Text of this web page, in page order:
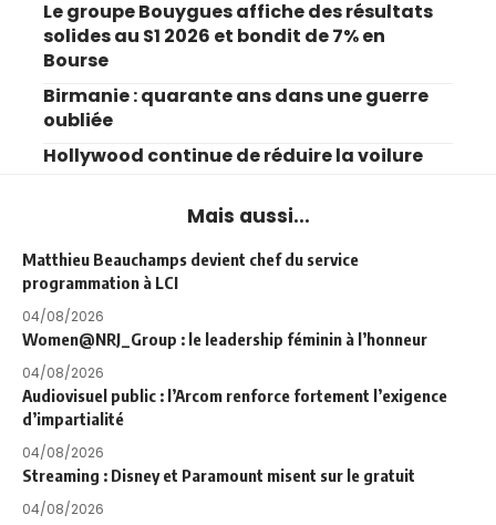
Le groupe Bouygues affiche des résultats
solides au S1 2026 et bondit de 7% en
Bourse
Birmanie : quarante ans dans une guerre
oubliée
Hollywood continue de réduire la voilure
Mais aussi...
Matthieu Beauchamps devient chef du service
programmation à LCI
04/08/2026
Women@NRJ_Group : le leadership féminin à l’honneur
04/08/2026
Audiovisuel public : l’Arcom renforce fortement l’exigence
d’impartialité
04/08/2026
Streaming : Disney et Paramount misent sur le gratuit
04/08/2026